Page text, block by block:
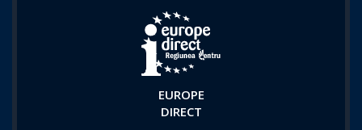
EUROPE
DIRECT